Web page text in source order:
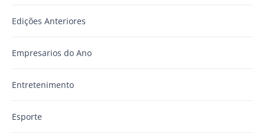
Edições Anteriores
Empresarios do Ano
Entretenimento
Esporte